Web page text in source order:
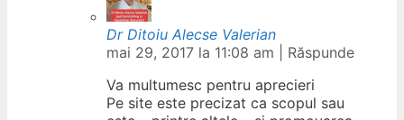
Dr Ditoiu Alecse Valerian
mai 29, 2017 la 11:08 am
Răspunde
Va multumesc pentru aprecieri
Pe site este precizat ca scopul sau